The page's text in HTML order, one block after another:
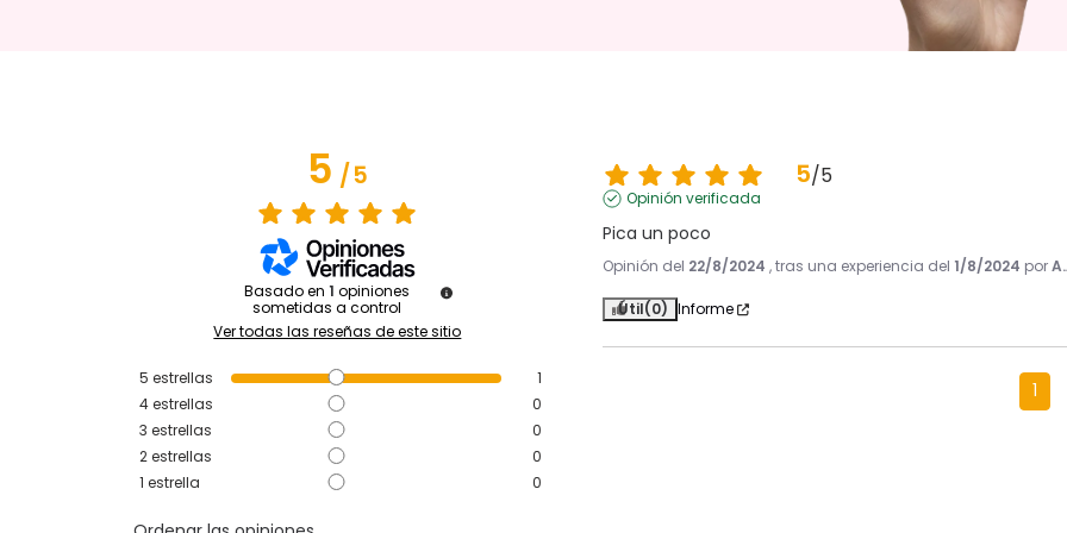
5/5
Basado en 1 opiniones
sometidas a control
Ver todas las reseñas de este sitio
5 estrellas
1
4estrellas
0
3 estrellas
0
2estrellas
0
1 estrella 0
5/5
Opinión verificada
Pica un poco
Opinión del 22/8/2024 , tras una experiencia del 1/8/2024 por
Útil(0) Informe
1